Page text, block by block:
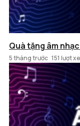
Quà tặng âm
5 tháng trước 151 lượt